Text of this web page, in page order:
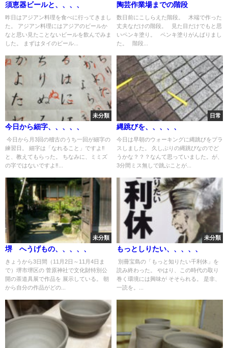
須恵器ビールと、、、、
昨日はアジアン料理を食べに行ってきまし
た。 アジアン料理にはアジアのビールか
なと思い見たことないビールを飲んでみま
した。 まずはタイのビール...
陶芸作業場までの階段
数日前にこしらえた階段。 木端で作った
丈夫なだけの階段。 見た目だけでもと思
いペンキ塗り。 ペンキ塗りがんばりまし
た。 階段...
未分類
今日から細字、、、、、
今日から月3回の稽古のうち一回が細字の
練習日。 細字は「なれること」ですよ‼
と、教えてもらった。 ちなみに、ミミズ
の字ではないですよ‼...
日常
縄跳びを、、、、、
今日は早朝のウォーキングに縄跳びをプラ
スしました。 久しぶりの縄跳びなのでど
うかな？？？なんて思っていました。が、
3分間ミス無しで跳ぶことが...
未分類
堺 へうげもの、、、、、
きょうから3日間（11月2日～11月4日ま
で）堺市堺区の 菅原神社で文化財特別公
開の茶道具展で作品を 展示している。 朝
から自分の作品がどの...
未分類
もっとしりたい、、、、、
別冊宝島の「もっと知りたい千利休」を
読み終わった。 やはり、この時代の取り
巻く環境には興味が そそられる。 是非、
一読を。...